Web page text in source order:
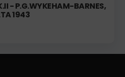
- P.G.WYKEHAM-BARNES,
1943